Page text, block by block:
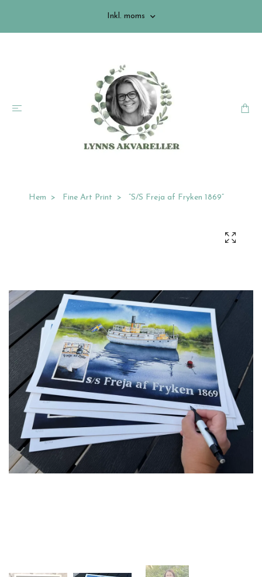
Inkl. moms
Hem Fine Art Print ”S/S Freja af Fryken 1869”